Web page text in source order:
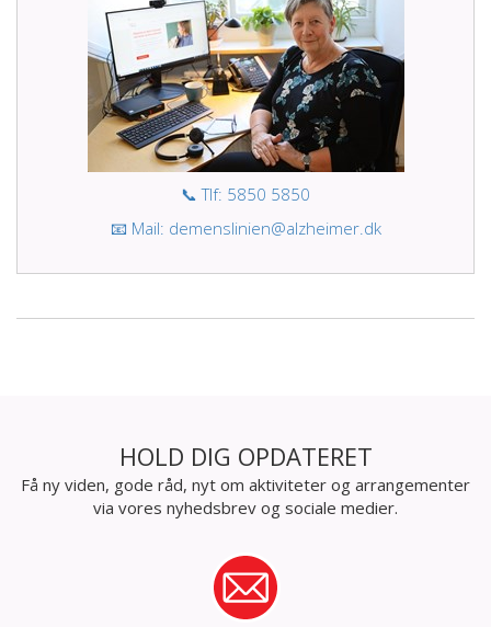
📞 Tlf: 5850 5850
📧 Mail: demenslinien@alzheimer.dk
HOLD DIG OPDATERET
Få ny viden, gode råd, nyt om aktiviteter og arrangementer
via vores nyhedsbrev og sociale medier.